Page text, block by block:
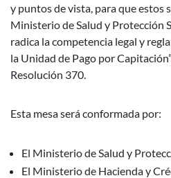
y puntos de vista, para que estos
Ministerio de Salud y Protección
radica la competencia legal y
la Unidad de Pago por
Resolución 370.
Esta mesa será conformada por:
El Ministerio de Salud y
El Ministerio de Hacienda y